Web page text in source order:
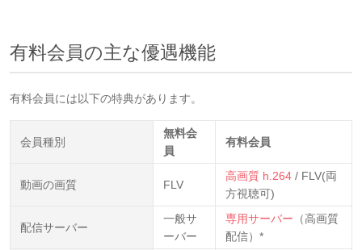
有料会員の主な優遇機能
有料会員には以下の特典があります。
会員種別
無料会
員
有料会員
動画の画質 FLV
高画質 h.264 / FLV(両
方視聴可)
配信サーバー
一般サ
ーバー
専用サーバー （高画質
配信）*